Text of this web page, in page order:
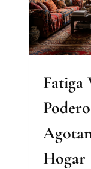
Fatiga
Hogar